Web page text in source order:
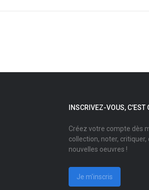
INSCRIVEZ-VOUS, C'EST
Créez votre compte dès
collection, noter,
nouvelles oeuvres !
Je m'inscris